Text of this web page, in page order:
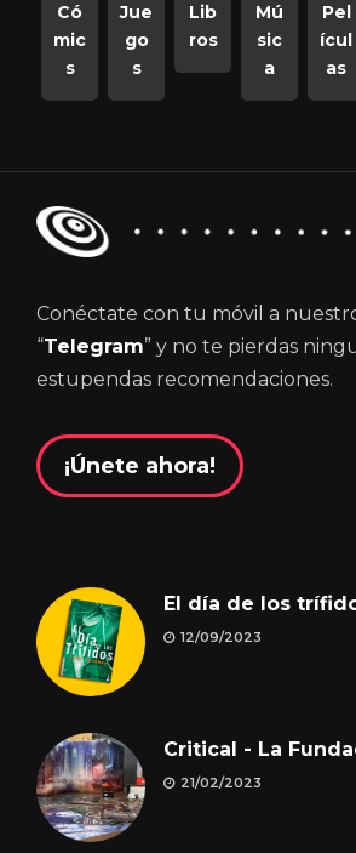
Có
mic
s
Jue
go
s
Lib
ros
Mú
sic
a
Pel
ícul
as
Conéctate con tu móvil a
“Telegram” y no te pierdas
estupendas recomendaciones.
¡Únete ahora!
El día de los
12/09/2023
Critical - La
21/02/2023